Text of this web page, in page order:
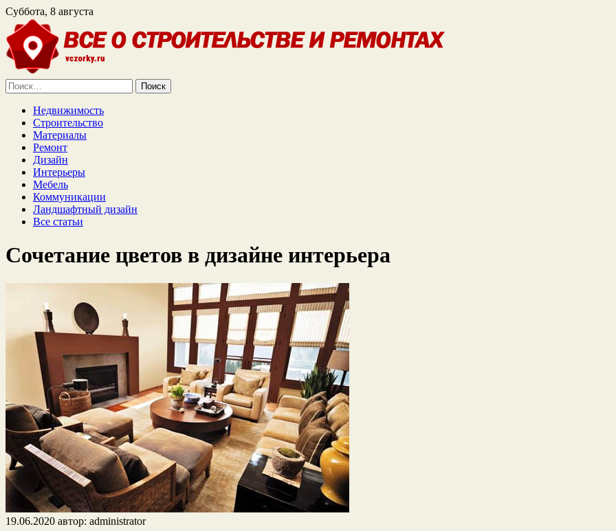
Суббота, 8 августа
Найти:
Недвижимость
Строительство
Материалы
Ремонт
Дизайн
Интерьеры
Мебель
Коммуникации
Ландшафтный дизайн
Все статьи
Сочетание цветов в дизайне интерьера
19.06.2020 автор: administrator